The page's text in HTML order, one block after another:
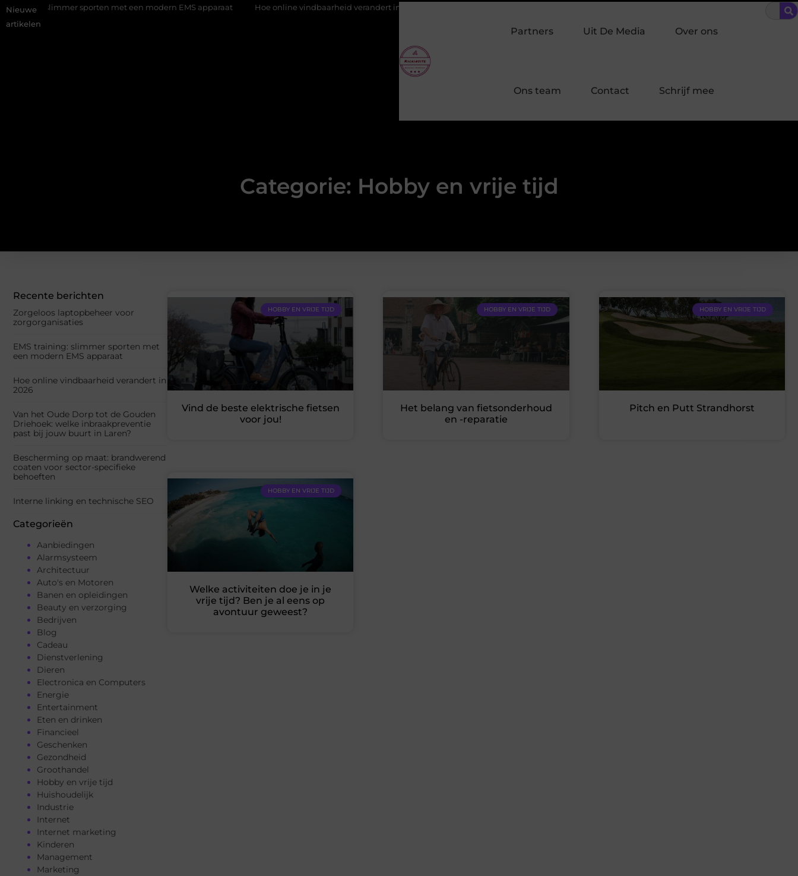
Nieuwe
artikelen
slimmer sporten met een modern EMS apparaat Hoe online vindbaarheid verandert in 2026 Van het Oude Dorp tot de Gouden Driehoek: welke inbraakpreventie past bij jouw buurt in Laren?
Partners Uit De Media Over ons
Ons team Contact Schrijf mee
Categorie: Hobby en vrije tijd
Recente berichten
Zorgeloos laptopbeheer voor
zorgorganisaties
EMS training: slimmer sporten met
een modern EMS apparaat
Hoe online vindbaarheid verandert in
2026
Van het Oude Dorp tot de Gouden
Driehoek: welke inbraakpreventie
past bij jouw buurt in Laren?
Bescherming op maat: brandwerend
coaten voor sector-specifieke
behoeften
Interne linking en technische SEO
Categorieën
Aanbiedingen
Alarmsysteem
Architectuur
Auto's en Motoren
Banen en opleidingen
Beauty en verzorging
Bedrijven
Blog
Cadeau
Dienstverlening
Dieren
Electronica en Computers
Energie
Entertainment
Eten en drinken
Financieel
Geschenken
Gezondheid
Groothandel
Hobby en vrije tijd
Huishoudelijk
Industrie
Internet
Internet marketing
Kinderen
Management
Marketing
HOBBY EN VRIJE TIJD
Vind de beste elektrische fietsen
voor jou!
HOBBY EN VRIJE TIJD
Het belang van fietsonderhoud
en -reparatie
HOBBY EN VRIJE TIJD
Pitch en Putt Strandhorst
HOBBY EN VRIJE TIJD
Welke activiteiten doe je in je
vrije tijd? Ben je al eens op
avontuur geweest?